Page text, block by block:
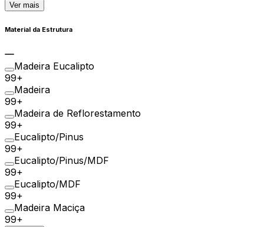
Ver mais
Material da Estrutura
Madeira Eucalipto
99+
Madeira
99+
Madeira de Reflorestamento
99+
Eucalipto/Pinus
99+
Eucalipto/Pinus/MDF
99+
Eucalipto/MDF
99+
Madeira Maciça
99+